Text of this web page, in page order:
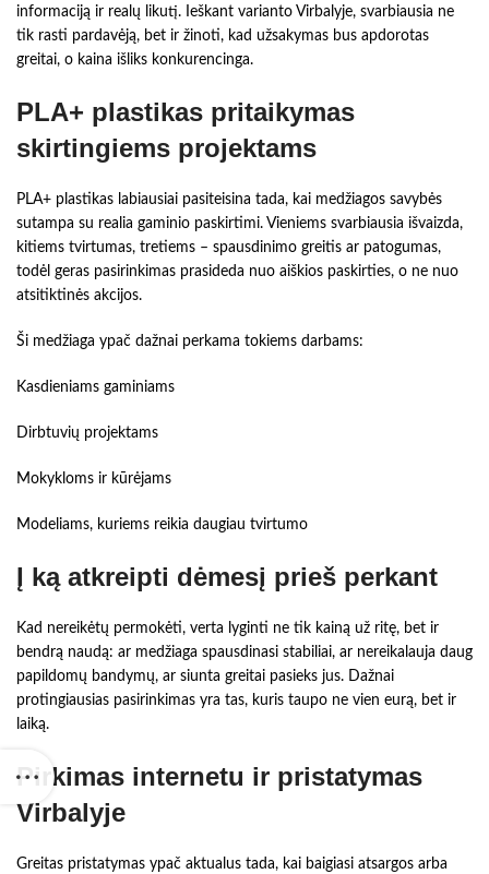
informaciją ir realų likutį. Ieškant varianto Virbalyje, svarbiausia ne
tik rasti pardavėją, bet ir žinoti, kad užsakymas bus apdorotas
greitai, o kaina išliks konkurencinga.
PLA+ plastikas pritaikymas
skirtingiems projektams
PLA+ plastikas labiausiai pasiteisina tada, kai medžiagos savybės
sutampa su realia gaminio paskirtimi. Vieniems svarbiausia išvaizda,
kitiems tvirtumas, tretiems – spausdinimo greitis ar patogumas,
todėl geras pasirinkimas prasideda nuo aiškios paskirties, o ne nuo
atsitiktinės akcijos.
Ši medžiaga ypač dažnai perkama tokiems darbams:
Kasdieniams gaminiams
Dirbtuvių projektams
Mokykloms ir kūrėjams
Modeliams, kuriems reikia daugiau tvirtumo
Į ką atkreipti dėmesį prieš perkant
Kad nereikėtų permokėti, verta lyginti ne tik kainą už ritę, bet ir
bendrą naudą: ar medžiaga spausdinasi stabiliai, ar nereikalauja daug
papildomų bandymų, ar siunta greitai pasieks jus. Dažnai
protingiausias pasirinkimas yra tas, kuris taupo ne vien eurą, bet ir
laiką.
Pirkimas internetu ir pristatymas
Virbalyje
Greitas pristatymas ypač aktualus tada, kai baigiasi atsargos arba